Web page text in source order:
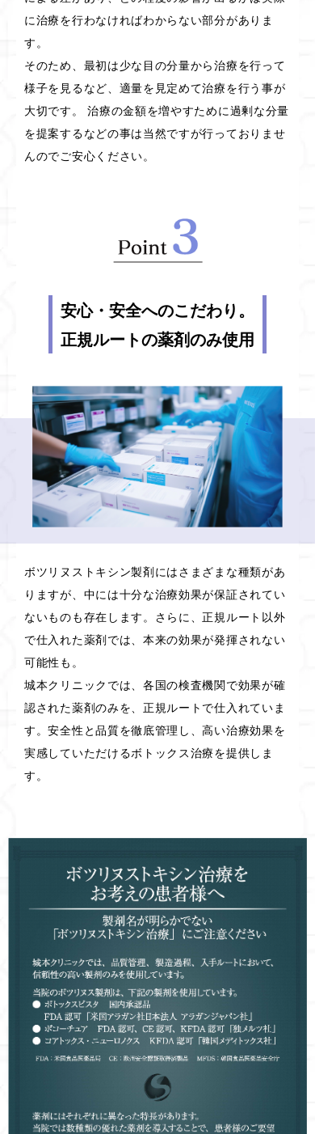
に治療を行わなければわからない部分がありま
す。
そのため、最初は少な目の分量から治療を行って
様子を見るなど、適量を見定めて治療を行う事が
大切です。 治療の金額を増やすために過剰な分量
を提案するなどの事は当然ですが行っておりませ
んのでご安心ください。
安心・安全へのこだわり。
正規ルートの薬剤のみ使用
ボツリヌストキシン製剤にはさまざまな種類があ
りますが、中には十分な治療効果が保証されてい
ないものも存在します。さらに、正規ルート以外
で仕入れた薬剤では、本来の効果が発揮されない
可能性も。
城本クリニックでは、各国の検査機関で効果が確
認された薬剤のみを、正規ルートで仕入れていま
す。安全性と品質を徹底管理し、高い治療効果を
実感していただけるボトックス治療を提供しま
す。